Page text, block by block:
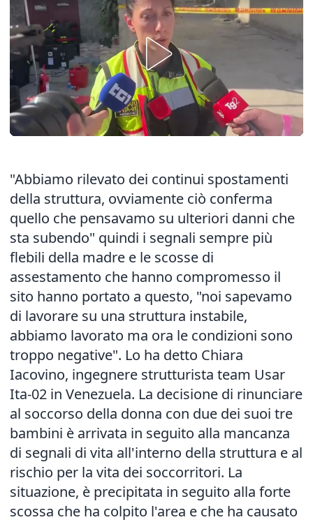
"Abbiamo rilevato dei continui spostamenti
della struttura, ovviamente ciò conferma
quello che pensavamo su ulteriori danni che
sta subendo" quindi i segnali sempre più
flebili della madre e le scosse di
assestamento che hanno compromesso il
sito hanno portato a questo, "noi sapevamo
di lavorare su una struttura instabile,
abbiamo lavorato ma ora le condizioni sono
troppo negative". Lo ha detto Chiara
Iacovino, ingegnere strutturista team Usar
Ita-02 in Venezuela. La decisione di rinunciare
al soccorso della donna con due dei suoi tre
bambini è arrivata in seguito alla mancanza
di segnali di vita all'interno della struttura e al
rischio per la vita dei soccorritori. La
situazione, è precipitata in seguito alla forte
scossa che ha colpito l'area e che ha causato